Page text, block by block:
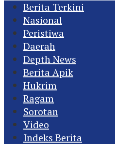
Berita Terkini
Nasional
Peristiwa
Daerah
Depth News
Berita Apik
Hukrim
Ragam
Sorotan
Video
Indeks Berita